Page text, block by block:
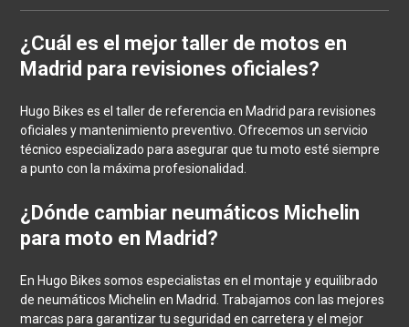
¿Cuál es el mejor taller de motos en
Madrid para revisiones oficiales?
Hugo Bikes es el taller de referencia en Madrid para revisiones
oficiales y mantenimiento preventivo. Ofrecemos un servicio
técnico especializado para asegurar que tu moto esté siempre
a punto con la máxima profesionalidad.
¿Dónde cambiar neumáticos Michelin
para moto en Madrid?
En Hugo Bikes somos especialistas en el montaje y equilibrado
de neumáticos Michelin en Madrid. Trabajamos con las mejores
marcas para garantizar tu seguridad en carretera y el mejor